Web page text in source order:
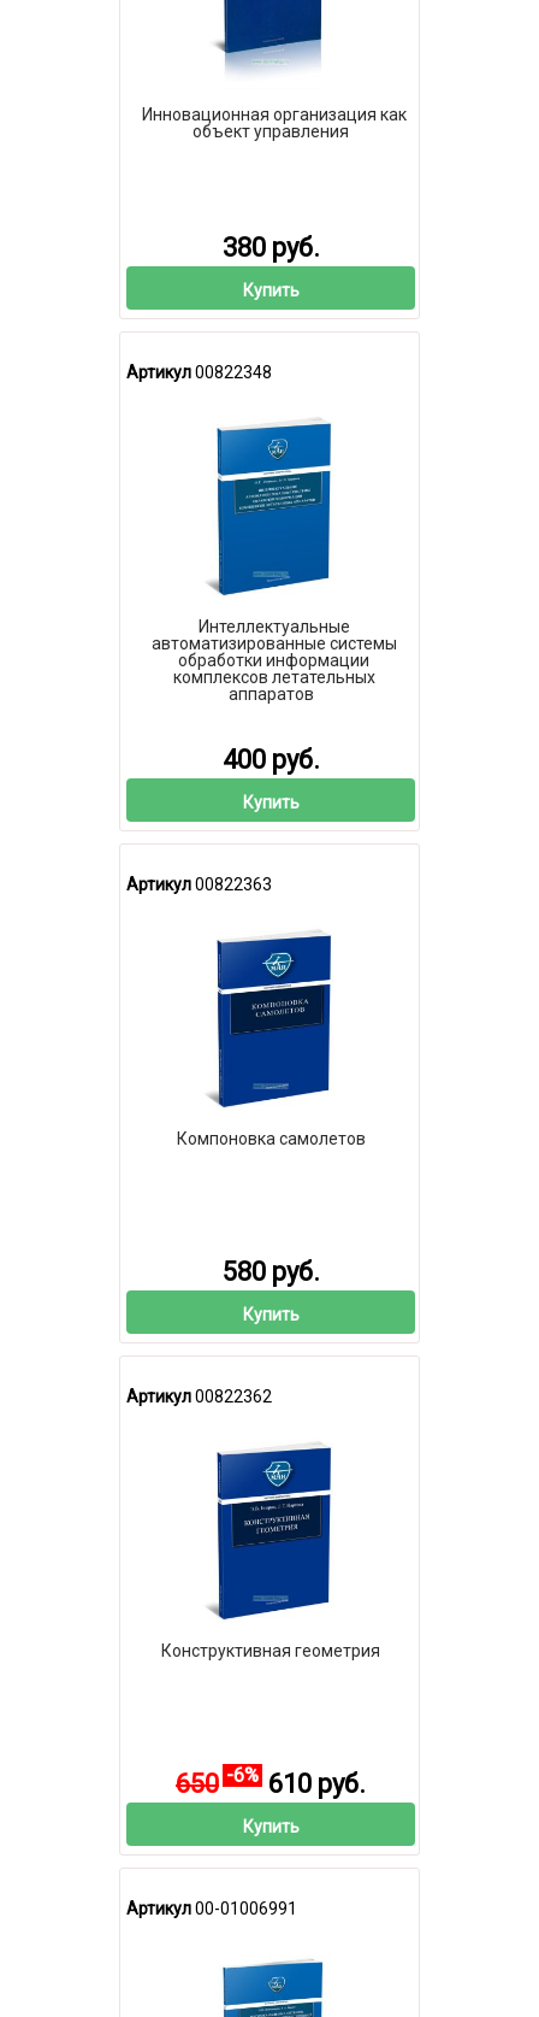
Инновационная организация как
объект управления
380 руб.
Купить
Артикул00822348
Интеллектуальные
автоматизированные системы
обработки информации
комплексов летательных
аппаратов
400 руб.
Купить
Артикул00822363
Компоновка самолетов
580 руб.
Купить
Артикул00822362
Конструктивная геометрия
650 -6% 610 руб.
Купить
Артикул00-01006991